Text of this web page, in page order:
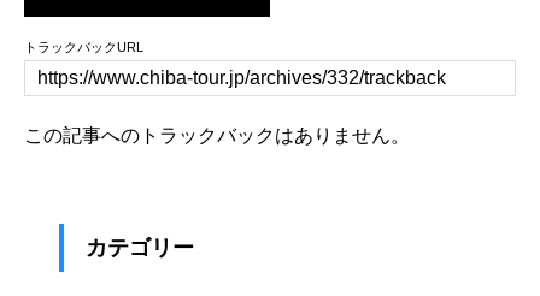
トラックバックURL
この記事へのトラックバックはありません。
カテゴリー